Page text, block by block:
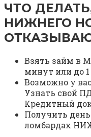
ЧТО
НИЖНЕГО
Взять займ в
минут или до
Возможно у
Узнать свой
Кредитный
Получить
ломбардах